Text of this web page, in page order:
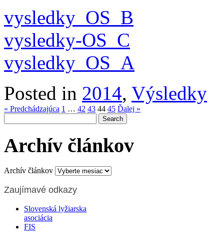
vysledky_OS_B
vysledky-OS_C
vysledky_OS_A
Posted in 2014, Výsledky
« Predchádzajúca 1 … 42 43 44 45 Ďalej »
Archív článkov
Archív článkov
Zaujímavé odkazy
Slovenská lyžiarska
asociácia
FIS